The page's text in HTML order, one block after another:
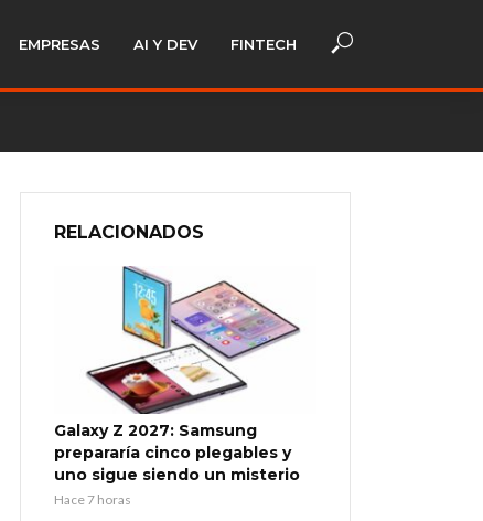
EMPRESAS AI Y DEV FINTECH
RELACIONADOS
Galaxy Z 2027: Samsung
prepararía cinco plegables y
uno sigue siendo un misterio
Hace 7 horas